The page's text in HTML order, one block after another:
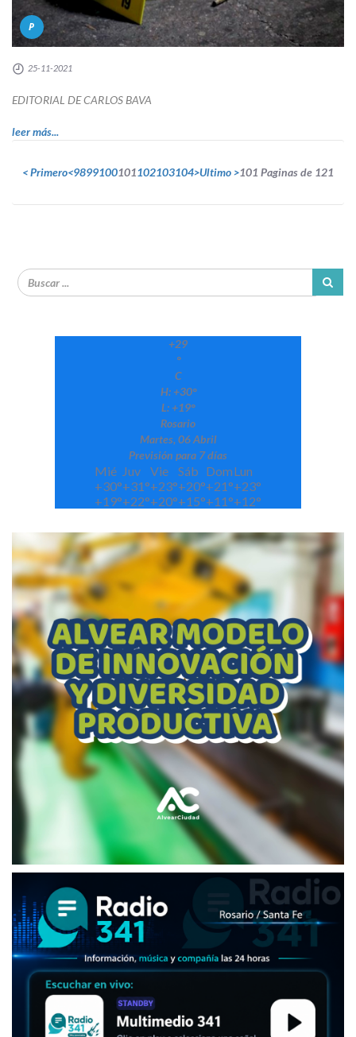
P
25-11-2021
EDITORIAL DE CARLOS BAVA
leer más...
< Primero<9899100101102103104>Ultimo >101 Paginas de 121
+29
°
C
H: +30°
L: +19°
Rosario
Martes, 06 Abril
Previsión para 7 días
Mié Juv Vie Sáb DomLun
+30°+31°+23°+20°+21°+23°
+19°+22°+20°+15°+11°+12°